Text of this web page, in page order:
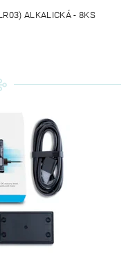
ALKALICKÁ - 8KS